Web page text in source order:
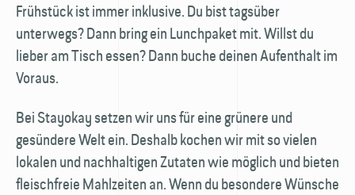
Frühstück ist immer inklusive. Du bist tagsüber
unterwegs? Dann bring ein Lunchpaket mit. Willst du
lieber am Tisch essen? Dann buche deinen Aufenthalt im
Voraus.
Bei Stayokay setzen wir uns für eine grünere und
gesündere Welt ein. Deshalb kochen wir mit so vielen
lokalen und nachhaltigen Zutaten wie möglich und bieten
fleischfreie Mahlzeiten an. Wenn du besondere Wünsche